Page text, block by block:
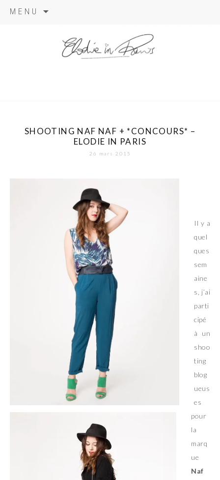
MENU
SHOOTING NAF NAF + *CONCOURS* –
ELODIE IN PARIS
26 mars 2015
Il y a
quel
ques
sem
aine
s, j’ai
parti
cipé
à un
shoo
ting
blog
ueus
es
pour
la
marq
ue
Naf